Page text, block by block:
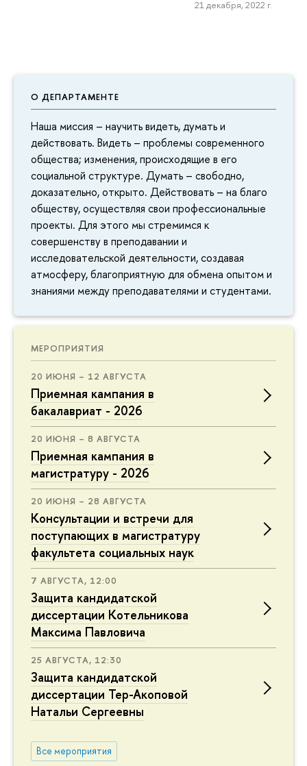
О ДЕПАРТАМЕНТЕ
Наша миссия – научить видеть, думать и
действовать. Видеть – проблемы современного
общества; изменения, происходящие в его
социальной структуре. Думать – свободно,
доказательно, открыто. Действовать – на благо
обществу, осуществляя свои профессиональные
проекты. Для этого мы стремимся к
совершенству в преподавании и
исследовательской деятельности, создавая
атмосферу, благоприятную для обмена опытом и
знаниями между преподавателями и студентами.
МЕРОПРИЯТИЯ
20 ИЮНЯ – 12 АВГУСТА
Приемная кампания в
бакалавриат - 2026
20 ИЮНЯ – 8 АВГУСТА
Приемная кампания в
магистратуру - 2026
20 ИЮНЯ – 28 АВГУСТА
Консультации и встречи для
поступающих в магистратуру
факультета социальных наук
7 АВГУСТА, 12:00
Защита кандидатской
диссертации Котельникова
Максима Павловича
25 АВГУСТА, 12:30
Защита кандидатской
диссертации Тер-Акоповой
Натальи Сергеевны
Все мероприятия
21 декабря, 2022 г.